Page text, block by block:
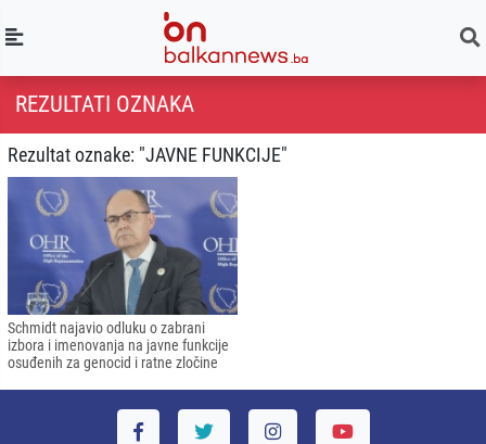
REZULTATI OZNAKA
Rezultat oznake: "JAVNE FUNKCIJE"
Schmidt najavio odluku o zabrani
izbora i imenovanja na javne funkcije
osuđenih za genocid i ratne zločine